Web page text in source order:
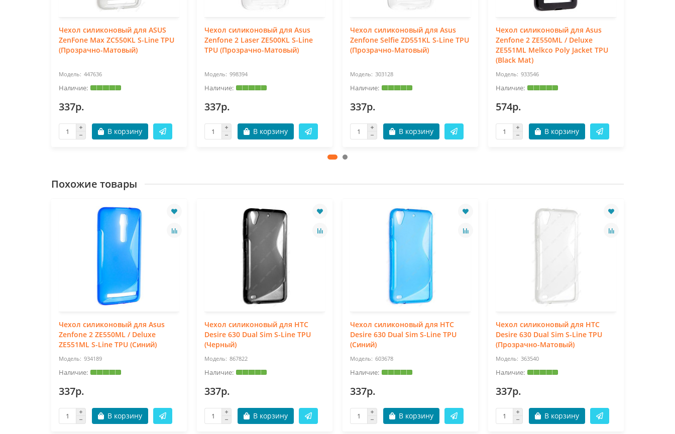
Чехол силиконовый для ASUS
ZenFone Max ZC550KL S-Line TPU
(Прозрачно-Матовый)
447636
337р.
В корзину
Чехол силиконовый для Asus
Zenfone 2 Laser ZE500KL S-Line
TPU (Прозрачно-Матовый)
998394
337р.
В корзину
Чехол силиконовый для Asus
Zenfone Selfie ZD551KL S-Line TPU
(Прозрачно-Матовый)
303128
337р.
В корзину
Чехол силиконовый для Asus
Zenfone 2 ZE550ML / Deluxe
ZE551ML Melkco Poly Jacket TPU
(Black Mat)
933546
574р.
В корзину
Похожие товары
Чехол силиконовый для Asus
Zenfone 2 ZE550ML / Deluxe
ZE551ML S-Line TPU (Синий)
934189
337р.
В корзину
Чехол силиконовый для HTC
Desire 630 Dual Sim S-Line TPU
(Черный)
867822
337р.
В корзину
Чехол силиконовый для HTC
Desire 630 Dual Sim S-Line TPU
(Синий)
603678
337р.
В корзину
Чехол силиконовый для HTC
Desire 630 Dual Sim S-Line TPU
(Прозрачно-Матовый)
363540
337р.
В корзину